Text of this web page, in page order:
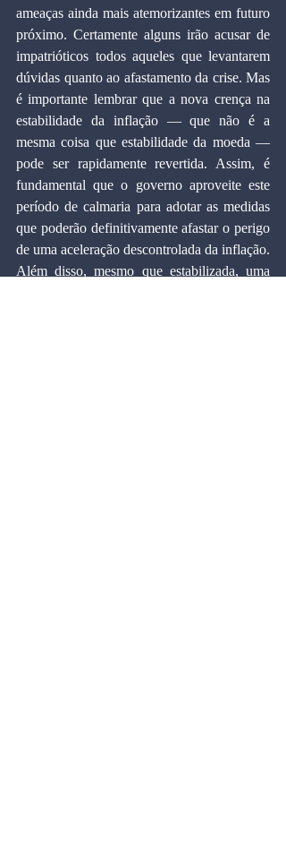
ameaças ainda mais atemorizantes em futuro
próximo. Certamente alguns irão acusar de
impatrióticos todos aqueles que levantarem
dúvidas quanto ao afastamento da crise. Mas
é importante lembrar que a nova crença na
estabilidade da inflação — que não é a
mesma coisa que estabilidade da moeda —
pode ser rapidamente revertida. Assim, é
fundamental que o governo aproveite este
período de calmaria para adotar as medidas
que poderão definitivamente afastar o perigo
de uma aceleração descontrolada da inflação.
Além disso, mesmo que estabilizada, uma